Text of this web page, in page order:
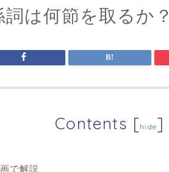
詞は何節を取るか？
Contents [hide]
で解説